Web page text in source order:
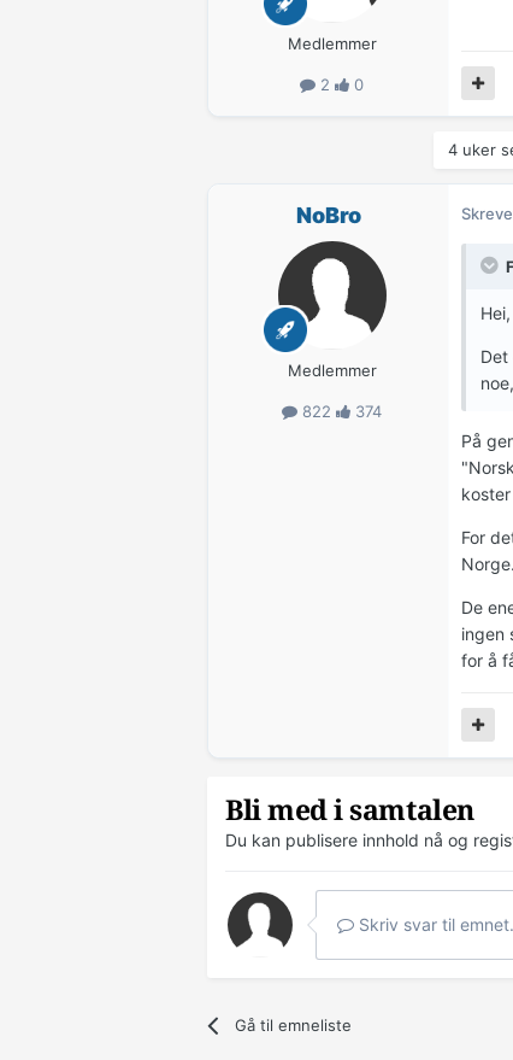
Medlemmer
2 0
4 uker
NoBro
Medlemmer
822 374
Hei,
Det
På
For
De
ingen
for å
Bli med i samtalen
Du kan publisere innhold nå og
Skriv svar til
Gå til emneliste